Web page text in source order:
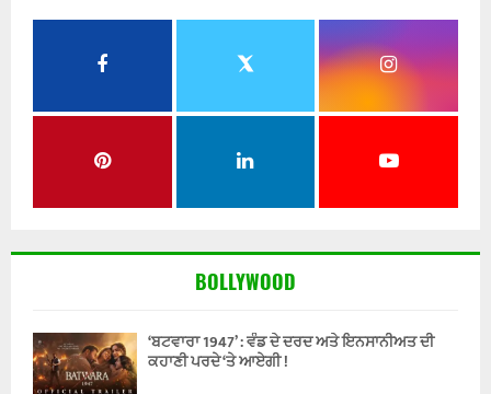
BOLLYWOOD
‘ਬਟਵਾਰਾ 1947’ : ਵੰਡ ਦੇ ਦਰਦ ਅਤੇ ਇਨਸਾਨੀਅਤ ਦੀ
ਕਹਾਣੀ ਪਰਦੇ ‘ਤੇ ਆਏਗੀ !